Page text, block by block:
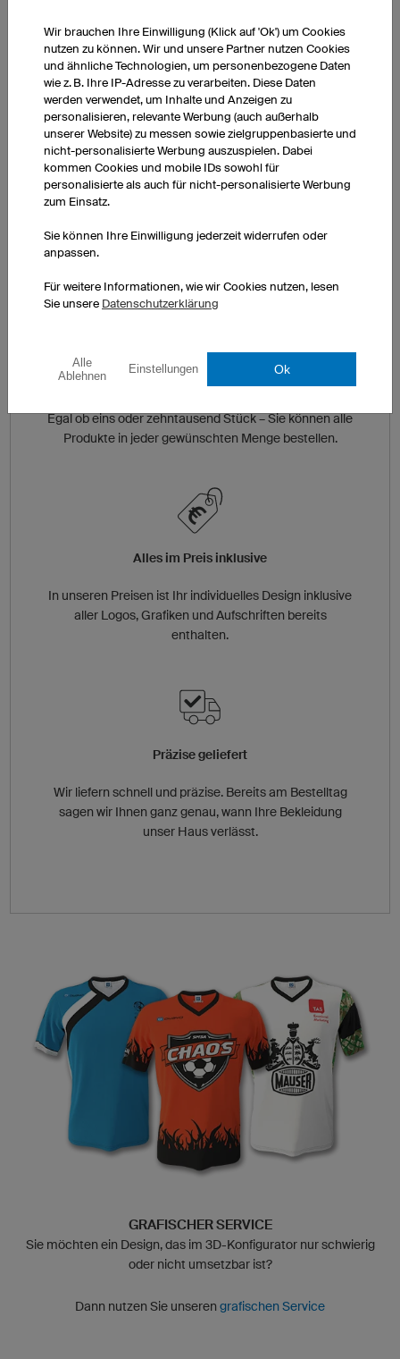
INKLUSIVE
Namen, Nummern und Texte
können problemlos auf dem
Trikot platziert und skaliert
werden.
Egal ob eins oder zehntausend Stück – Sie können alle
Produkte in jeder gewünschten Menge bestellen.
Alles im Preis inklusive
In unseren Preisen ist Ihr individuelles Design inklusive
aller Logos, Grafiken und Aufschriften bereits
enthalten.
Präzise geliefert
Wir liefern schnell und präzise. Bereits am Bestelltag
sagen wir Ihnen ganz genau, wann Ihre Bekleidung
unser Haus verlässt.
GRAFISCHER SERVICE
Sie möchten ein Design, das im 3D-Konfigurator nur schwierig
oder nicht umsetzbar ist?
Dann nutzen Sie unseren grafischen Service
Wir brauchen Ihre Einwilligung (Klick auf 'Ok') um Cookies
nutzen zu können. Wir und unsere Partner nutzen Cookies
und ähnliche Technologien, um personenbezogene Daten
wie z. B. Ihre IP-Adresse zu verarbeiten. Diese Daten
werden verwendet, um Inhalte und Anzeigen zu
personalisieren, relevante Werbung (auch außerhalb
unserer Website) zu messen sowie zielgruppenbasierte und
nicht-personalisierte Werbung auszuspielen. Dabei
kommen Cookies und mobile IDs sowohl für
personalisierte als auch für nicht-personalisierte Werbung
zum Einsatz.
Sie können Ihre Einwilligung jederzeit widerrufen oder
anpassen.
Für weitere Informationen, wie wir Cookies nutzen, lesen
Sie unsere Datenschutzerklärung
Alle
Ablehnen
Einstellungen Ok